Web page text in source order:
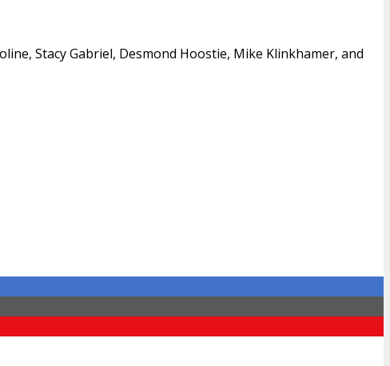
Stacy Gabriel, Desmond Hoostie, Mike Klinkhamer, and